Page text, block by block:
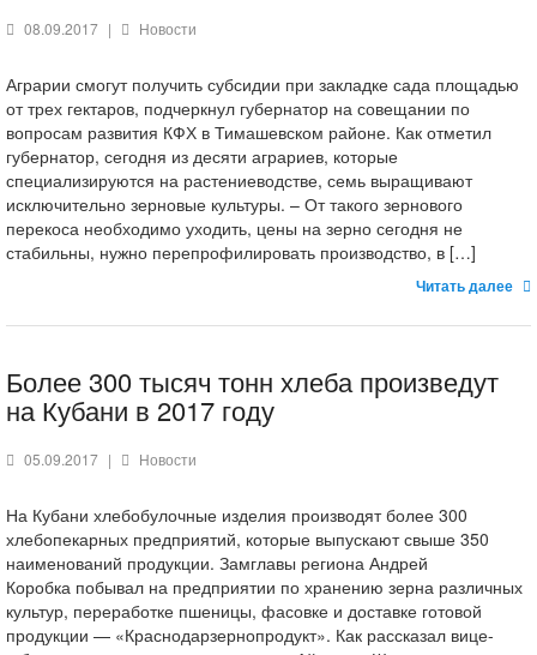
08.09.2017 | Новости
Аграрии смогут получить субсидии при закладке сада площадью
от трех гектаров, подчеркнул губернатор на совещании по
вопросам развития КФХ в Тимашевском районе. Как отметил
губернатор, сегодня из десяти аграриев, которые
специализируются на растениеводстве, семь выращивают
исключительно зерновые культуры. – От такого зернового
перекоса необходимо уходить, цены на зерно сегодня не
стабильны, нужно перепрофилировать производство, в […]
Читать далее
Более 300 тысяч тонн хлеба произведут
на Кубани в 2017 году
05.09.2017 | Новости
На Кубани хлебобулочные изделия производят более 300
хлебопекарных предприятий, которые выпускают свыше 350
наименований продукции. Замглавы региона Андрей
Коробка побывал на предприятии по хранению зерна различных
культур, переработке пшеницы, фасовке и доставке готовой
продукции — «Краснодарзернопродукт». Как рассказал вице-